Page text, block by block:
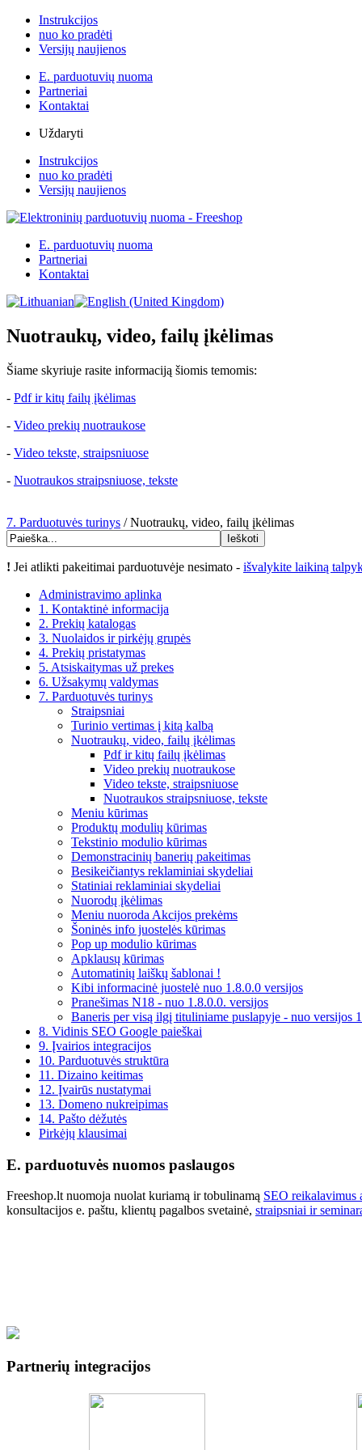
Instrukcijos
nuo ko pradėti
Versijų naujienos
E. parduotuvių nuoma
Partneriai
Kontaktai
Uždaryti
Instrukcijos
nuo ko pradėti
Versijų naujienos
E. parduotuvių nuoma
Partneriai
Kontaktai
Nuotraukų, video, failų įkėlimas
Šiame skyriuje rasite informaciją šiomis temomis:
- Pdf ir kitų failų įkėlimas
- Video prekių nuotraukose
- Video tekste, straipsniuose
- Nuotraukos straipsniuose, tekste
7. Parduotuvės turinys / Nuotraukų, video, failų įkėlimas
! Jei atlikti pakeitimai parduotuvėje nesimato - išvalykite laikiną
Administravimo aplinka
1. Kontaktinė informacija
2. Prekių katalogas
3. Nuolaidos ir pirkėjų grupės
4. Prekių pristatymas
5. Atsiskaitymas už prekes
6. Užsakymų valdymas
7. Parduotuvės turinys
Straipsniai
Turinio vertimas į kitą kalbą
Nuotraukų, video, failų įkėlimas
Pdf ir kitų failų įkėlimas
Video prekių nuotraukose
Video tekste, straipsniuose
Nuotraukos straipsniuose, tekste
Meniu kūrimas
Produktų modulių kūrimas
Tekstinio modulio kūrimas
Demonstracinių banerių pakeitimas
Besikeičiantys reklaminiai skydeliai
Statiniai reklaminiai skydeliai
Nuorodų įkėlimas
Meniu nuoroda Akcijos prekėms
Šoninės info juostelės kūrimas
Pop up modulio kūrimas
Apklausų kūrimas
Automatinių laiškų šablonai !
Kibi informacinė juostelė nuo 1.8.0.0 versijos
Pranešimas N18 - nuo 1.8.0.0. versijos
Baneris per visą ilgį tituliniame puslapyje - nuo versijos
8. Vidinis SEO Google paieškai
9. Įvairios integracijos
10. Parduotuvės struktūra
11. Dizaino keitimas
12. Įvairūs nustatymai
13. Domeno nukreipimas
14. Pašto dėžutės
Pirkėjų klausimai
E. parduotuvės nuomos paslaugos
Freeshop.lt nuomoja nuolat kuriamą ir tobulinamą SEO reikalavimus
konsultacijos e. paštu, klientų pagalbos svetainė, straipsniai ir
Partnerių integracijos